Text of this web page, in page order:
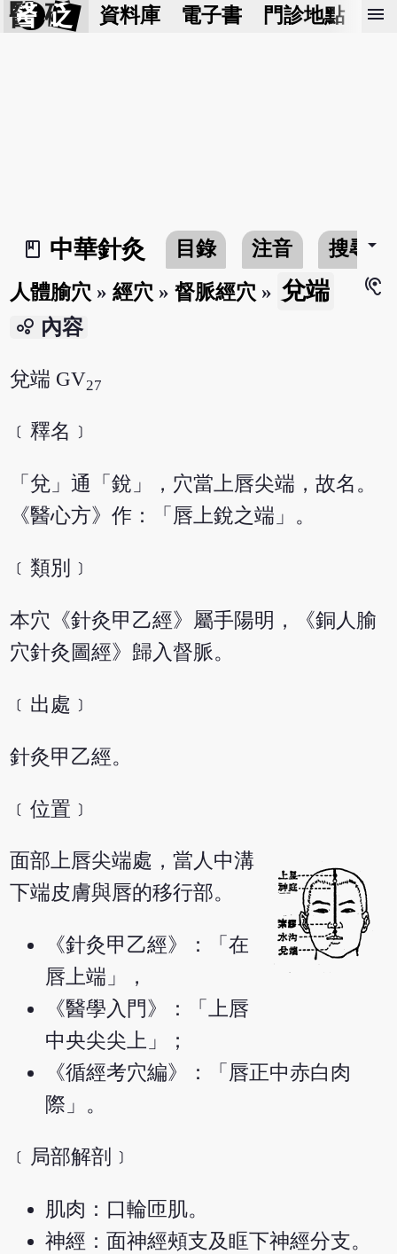
醫 砭 資料庫 電子書 門診地點 預
menu
book_2
中華針灸 目錄 注音 搜尋arrow_drop_down
人體腧穴 »經穴 »督脈經穴 » 兌端
hearing
bubble_chart 內容
兌端 GV27
﹝釋名﹞
「兌」通「銳」，穴當上唇尖端，故名。
《醫心方》作：「唇上銳之端」。
﹝類別﹞
本穴《針灸甲乙經》屬手陽明，《銅人腧
穴針灸圖經》歸入督脈。
﹝出處﹞
針灸甲乙經。
﹝位置﹞
面部上唇尖端處，當人中溝
下端皮膚與唇的移行部。
《針灸甲乙經》：「在
唇上端」，
《醫學入門》：「上唇
中央尖尖上」；
《循經考穴編》：「唇正中赤白肉
際」。
﹝局部解剖﹞
肌肉：口輪匝肌。
神經：面神經頰支及眶下神經分支。